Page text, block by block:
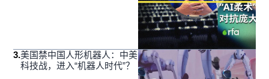
3.美国禁中国人形机器人：中美
科技战，进入“机器人时代”？